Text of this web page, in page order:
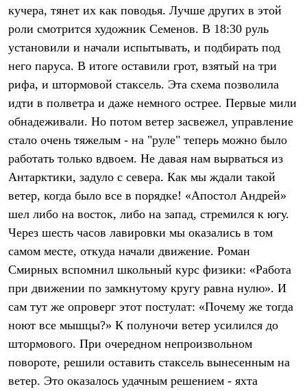
Куртки
Флисовая одежда
Куртки
Брюки
Комбинезоны
Термобелье
Снаряжение
Палатки и тенты
Палатки
Аксессуары для палаток
Рюкзаки
Экспедиционные
Легкоходные
Альпинистские
Городские
Аксессуары для рюкзаков
Спальные мешки
Пуховые
Комбинированные
С синтетическим утеплителем
Аксессуары для спальников
Баулы
Кошельки
Сумки
Гермомешки
Полезные аксессуары
кучера, тянет их как поводья. Лучше других в этой
роли смотрится художник Семенов. В 18:30 руль
установили и начали испытывать, и подбирать под
него паруса. В итоге оставили грот, взятый на три
рифа, и штормовой стаксель. Эта схема позволила
идти в полветра и даже немного острее. Первые мили
обнадеживали. Но потом ветер засвежел, управление
стало очень тяжелым - на "руле" теперь можно было
работать только вдвоем. Не давая нам вырваться из
Антарктики, задуло с севера. Как мы ждали такой
ветер, когда было все в порядке! «Апостол Андрей»
шел либо на восток, либо на запад, стремился к югу.
Через шесть часов лавировки мы оказались в том
самом месте, откуда начали движение. Роман
Смирных вспомнил школьный курс физики: «Работа
при движении по замкнутому кругу равна нулю». И
сам тут же опроверг этот постулат: «Почему же тогда
ноют все мышцы?» К полуночи ветер усилился до
штормового. При очередном непроизвольном
повороте, решили оставить стаксель вынесенным на
ветер. Это оказалось удачным решением - яхта